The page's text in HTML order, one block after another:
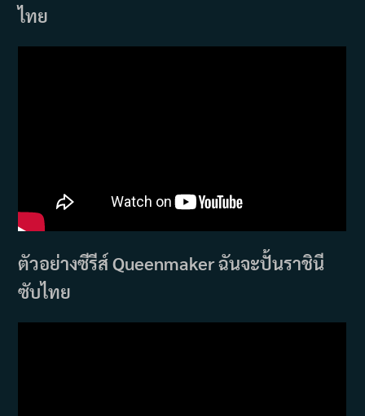
ไทย
ตัวอย่างซีรีส์ Queenmaker ฉันจะปั้นราชินี
ซับไทย